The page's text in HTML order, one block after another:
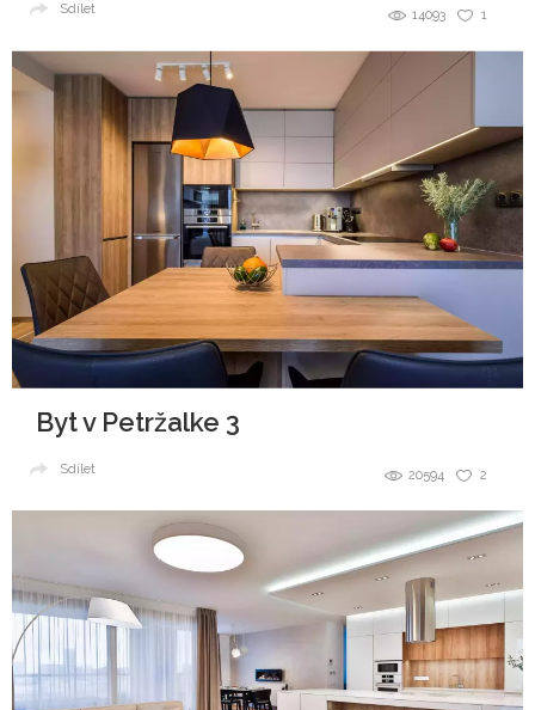
1
14093
Sdílet
Byt v Petržalke 3
2
20594
Sdílet